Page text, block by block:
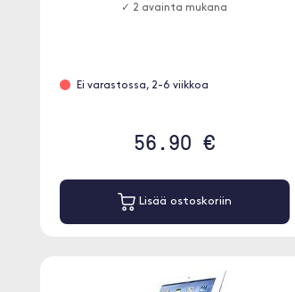
✓ 2 avainta mukana
Ei varastossa, 2-6 viikkoa
56.90 €
Lisää ostoskoriin